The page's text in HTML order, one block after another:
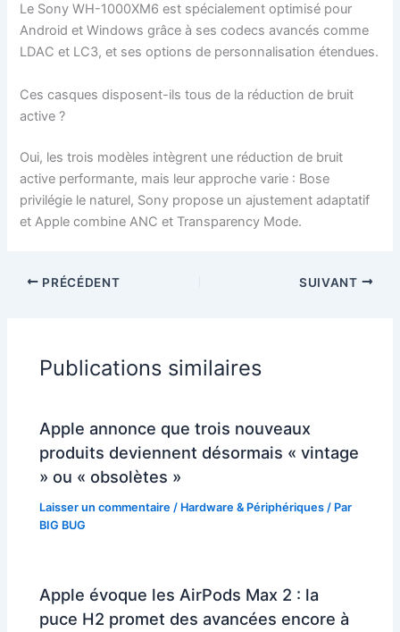
Le Sony WH-1000XM6 est spécialement optimisé pour
Android et Windows grâce à ses codecs avancés comme
LDAC et LC3, et ses options de personnalisation étendues.
Ces casques disposent-ils tous de la réduction de bruit
active ?
Oui, les trois modèles intègrent une réduction de bruit
active performante, mais leur approche varie : Bose
privilégie le naturel, Sony propose un ajustement adaptatif
et Apple combine ANC et Transparency Mode.
PRÉCÉDENT SUIVANT
Publications similaires
Apple annonce que trois nouveaux
produits deviennent désormais « vintage
» ou « obsolètes »
Laisser un commentaire / Hardware & Périphériques / Par
BIG BUG
Apple évoque les AirPods Max 2 : la
puce H2 promet des avancées encore à